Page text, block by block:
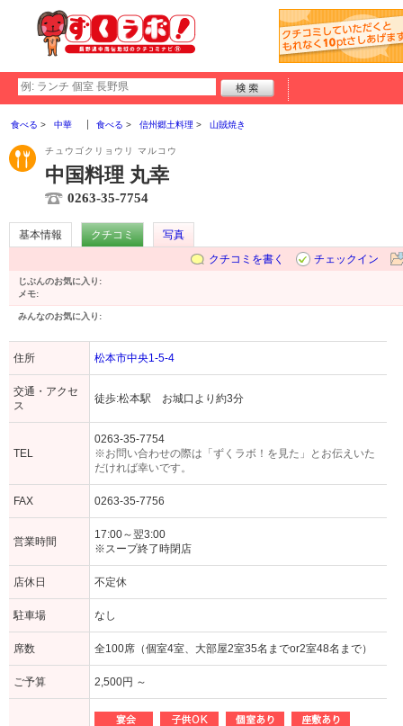
食べる 中華 食べる 信州郷土料理 山賊焼き
チュウゴクリョウリ マルコウ
中国料理 丸幸
0263-35-7754
基本情報 クチコミ
写真
クチコミを書く
チェックイン
じぶんのお気に入り:
メモ:
みんなのお気に入り:
住所 松本市中央1-5-4
交通・アクセ
ス
徒歩:松本駅 お城口より約3分
TEL
0263-35-7754
※お問い合わせの際は「ずくラボ！を見た」とお伝えいた
だければ幸いです。
FAX 0263-35-7756
営業時間
17:00～翌3:00
※スープ終了時閉店
店休日 不定休
駐車場 なし
席数 全100席（個室4室、大部屋2室35名までor2室48名まで）
ご予算 2,500円 ～